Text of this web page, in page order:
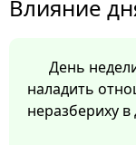
Влияние
День
наладить
неразбериху